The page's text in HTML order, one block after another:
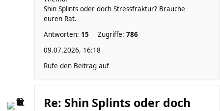
Shin Splints oder doch Stressfraktur? Brauche
euren Rat.
Antworten: 15 Zugriffe: 786
09.07.2026, 16:18
Rufe den Beitrag auf
Re: Shin Splints oder doch